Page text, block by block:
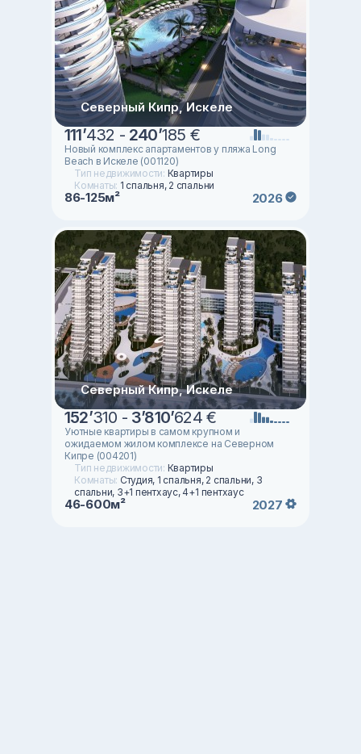
Северный Кипр, Искеле
111’432 - 240’185 €
Новый комплекс апартаментов у пляжа Long
Beach в Искеле (001120)
Тип недвижимости: Квартиры
Комнаты: 1 спальня, 2 спальни
86-125м² 2026
Северный Кипр, Искеле
152’310 - 3’810’624 €
Уютные квартиры в самом крупном и
ожидаемом жилом комплексе на Северном
Кипре (004201)
Тип недвижимости: Квартиры
Комнаты: Студия, 1 спальня, 2 спальни, 3
спальни, 3+1 пентхаус, 4+1 пентхаус
46-600м² 2027